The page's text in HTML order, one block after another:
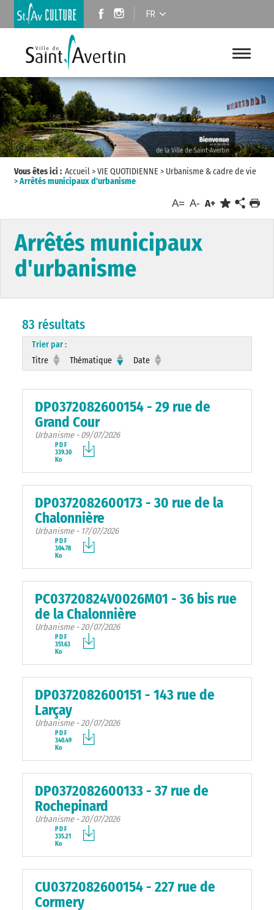
FR
Vous êtes ici : Accueil>VIE QUOTIDIENNE > Urbanisme & cadre de vie
>Arrêtés municipaux d'urbanisme
A= A- A+
Arrêtés municipaux
d'urbanisme
83 résultats
Trier par :
Titre
Thématique Date
DP0372082600154 - 29 rue de
Grand Cour
Urbanisme - 09/07/2026
PDF
339.30
Ko
DP0372082600173 - 30 rue de la
Chalonnière
Urbanisme - 17/07/2026
PDF
304.78
Ko
PC03720824V0026M01 - 36 bis rue
de la Chalonnière
Urbanisme - 20/07/2026
PDF
351.63
Ko
DP0372082600151 - 143 rue de
Larçay
Urbanisme - 20/07/2026
PDF
340.49
Ko
DP0372082600133 - 37 rue de
Rochepinard
Urbanisme - 20/07/2026
PDF
335.21
Ko
CU0372082600154 - 227 rue de
Cormery